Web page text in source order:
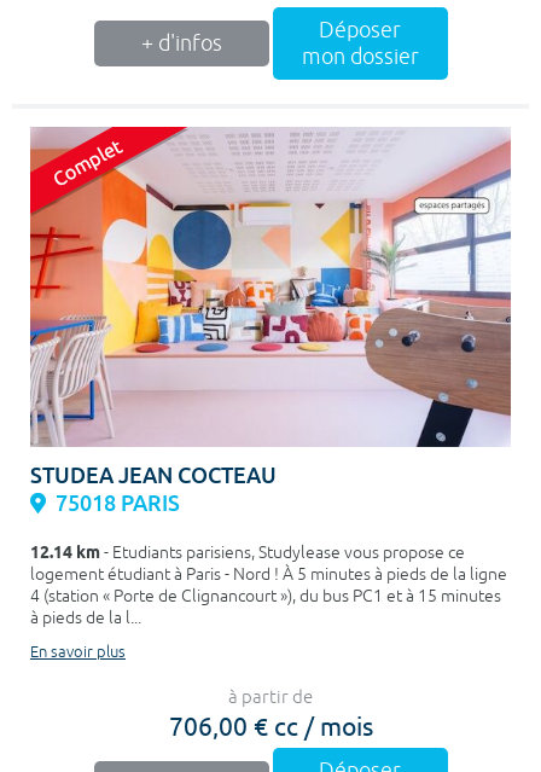
+ d'infos
Déposer
mon dossier
STUDEA JEAN COCTEAU
75018 PARIS
12.14 km- Etudiants parisiens, Studylease vous propose ce
logement étudiant à Paris - Nord ! À 5 minutes à pieds de la ligne
4 (station « Porte de Clignancourt »), du bus PC1 et à 15 minutes
à pieds de la l...
En savoir plus
à partir de
706,00 € cc / mois